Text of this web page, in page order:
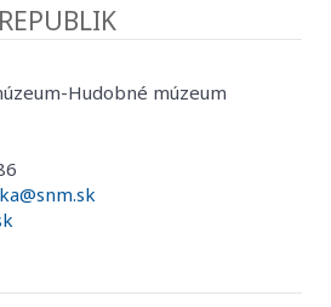
Hudobné múzeum